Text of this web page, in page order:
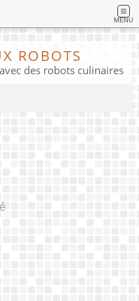
MENU
ROBOTS
des robots culinaires